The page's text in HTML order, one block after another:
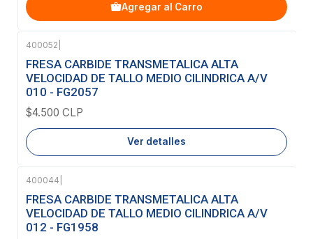
Agregar al Carro
Agotado
400052
FRESA CARBIDE TRANSMETALICA ALTA
VELOCIDAD DE TALLO MEDIO CILINDRICA A/V
010 - FG2057
$4.500 CLP
Ver detalles
Agotado
400044
FRESA CARBIDE TRANSMETALICA ALTA
VELOCIDAD DE TALLO MEDIO CILINDRICA A/V
012 - FG1958